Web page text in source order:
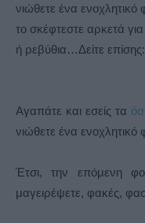
νιώθετε ένα
το σκέφτεστε αρκετά
ή ρεβύθια…Δείτε
Αγαπάτε και εσείς τα
νιώθετε ένα
Έτσι, την επόμενη
μαγειρέψετε, φακές,